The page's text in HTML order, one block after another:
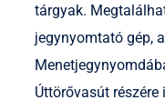
tárgyak.
jegynyomtató gép,
Úttörővasút részére